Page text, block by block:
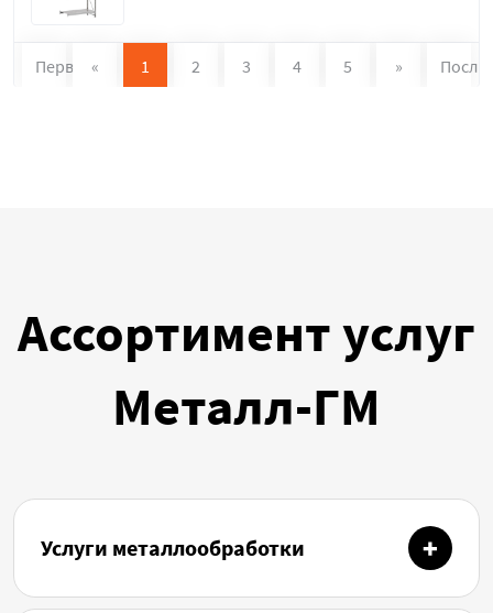
Первая « 1 2 3 4 5 »
Ассортимент услуг
Металл-ГМ
Услуги металлообработки